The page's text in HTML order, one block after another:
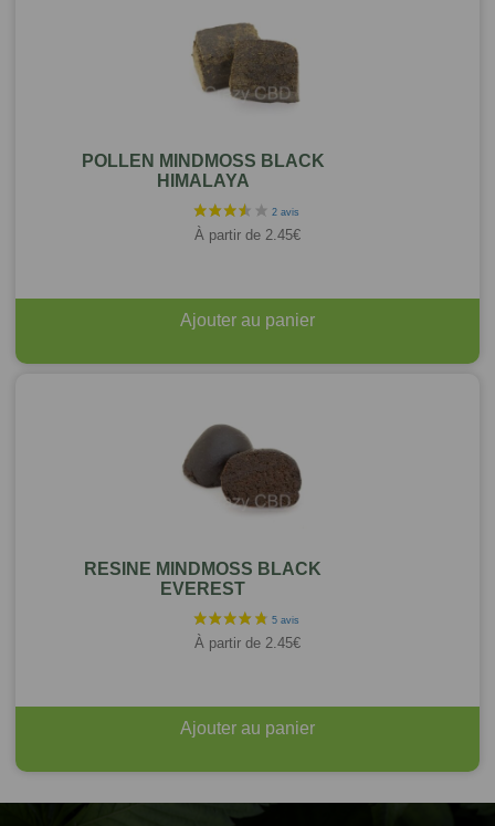
POLLEN MINDMOSS BLACK
HIMALAYA
À partir de 2.45€
Ajouter au panier
RESINE MINDMOSS BLACK
EVEREST
À partir de 2.45€
Ajouter au panier